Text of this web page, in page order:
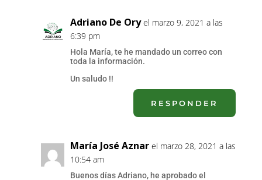
Adriano De Ory el marzo 9, 2021 a las
6:39 pm
Hola María, te he mandado un correo con
toda la información.
Un saludo !!
RESPONDER
María José Aznar el marzo 28, 2021 a las
10:54 am
Buenos días Adriano, he aprobado el